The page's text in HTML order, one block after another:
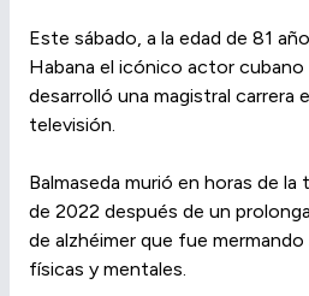
Este sábado, a la edad de 81
Habana el icónico actor cubano
desarrolló una magistral carrera
televisión.
Balmaseda murió en horas de
de 2022 después de un
de alzhéimer que fue
físicas y mentales.